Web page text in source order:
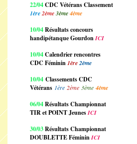
22/04CDC Vétérans Classement
1ère2ème3ème4ème
10/04Résultats concours
handipétanque GourdonICI
10/04Calendrier rencontres
CDC Féminin1ère2ème
10/04 Classements CDC
Vétérans 1ère 2ème 3ème 4ème
06/04Résultats Championnat
TIR et POINT JeunesICI
30/03Résultats Championnat
DOUBLETTE FémininICI